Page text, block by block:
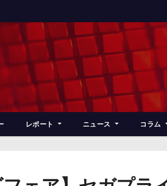
レポート ニュース コラム